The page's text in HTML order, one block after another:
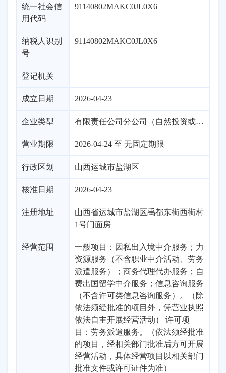
统一社会信
用代码
91140802MAKC0JL0X6
纳税人识别
号
91140802MAKC0JL0X6
登记机关
成立日期 2026-04-23
企业类型 有限责任公司分公司（自然投资或控股）
营业期限 2026-04-24 至 无固定期限
行政区划 山西运城市盐湖区
核准日期 2026-04-23
注册地址
山西省运城市盐湖区禹都东街西街村
1号门面房
经营范围
一般项目：因私出入境中介服务；力
资源服务（不含职业中介活动、劳务
派遣服务）；商务代理代办服务；自
费出国留学中介服务；信息咨询服务
（不含许可类信息咨询服务）。（除
依法须经批准的项目外，凭营业执照
依法自主开展经营活动） 许可项
目：劳务派遣服务。（依法须经批准
的项目，经相关部门批准后方可开展
经营活动，具体经营项目以相关部门
批准文件或许可证件为准）